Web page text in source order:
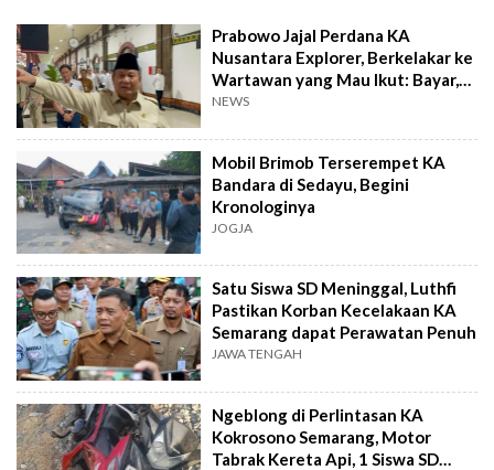
Prabowo Jajal Perdana KA
Nusantara Explorer, Berkelakar ke
Wartawan yang Mau Ikut: Bayar,
Ya!
NEWS
Mobil Brimob Terserempet KA
Bandara di Sedayu, Begini
Kronologinya
JOGJA
Satu Siswa SD Meninggal, Luthfi
Pastikan Korban Kecelakaan KA
Semarang dapat Perawatan Penuh
JAWA TENGAH
Ngeblong di Perlintasan KA
Kokrosono Semarang, Motor
Tabrak Kereta Api, 1 Siswa SD